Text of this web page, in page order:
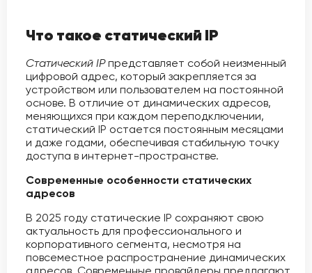
Что такое статический IP
Статический IPпредставляет собой неизменный
цифровой адрес, который закрепляется за
устройством или пользователем на постоянной
основе. В отличие от динамических адресов,
меняющихся при каждом переподключении,
статический IP остается постоянным месяцами
и даже годами, обеспечивая стабильную точку
доступа в интернет-пространстве.
Современные особенности статических
адресов
В 2025 году статические IP сохраняют свою
актуальность для профессионального и
корпоративного сегмента, несмотря на
повсеместное распространение динамических